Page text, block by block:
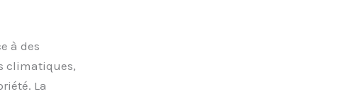
à des
climatiques,
La